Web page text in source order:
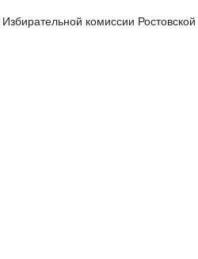
Избирательной комиссии Ростовской